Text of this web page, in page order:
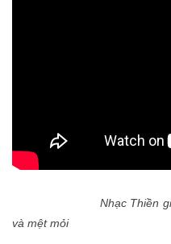
Nhạc Thiền giúp
và mệt mỏi